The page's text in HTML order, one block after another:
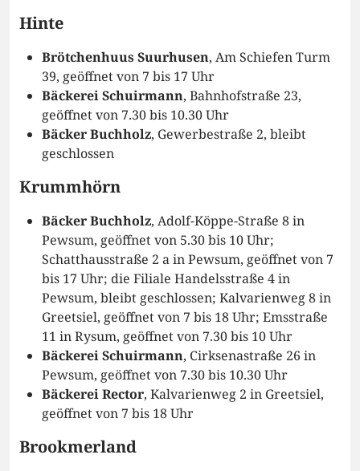
Hinte
Brötchenhuus Suurhusen, Am Schiefen Turm
39, geöffnet von 7 bis 17 Uhr
Bäckerei Schuirmann, Bahnhofstraße 23,
geöffnet von 7.30 bis 10.30 Uhr
Bäcker Buchholz, Gewerbestraße 2, bleibt
geschlossen
Krummhörn
Bäcker Buchholz, Adolf-Köppe-Straße 8 in
Pewsum, geöffnet von 5.30 bis 10 Uhr;
Schatthausstraße 2 a in Pewsum, geöffnet von 7
bis 17 Uhr; die Filiale Handelsstraße 4 in
Pewsum, bleibt geschlossen; Kalvarienweg 8 in
Greetsiel, geöffnet von 7 bis 18 Uhr; Emsstraße
11 in Rysum, geöffnet von 7.30 bis 10 Uhr
Bäckerei Schuirmann, Cirksenastraße 26 in
Pewsum, geöffnet von 7.30 bis 10.30 Uhr
Bäckerei Rector, Kalvarienweg 2 in Greetsiel,
geöffnet von 7 bis 18 Uhr
Brookmerland